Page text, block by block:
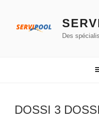
contenu
Des
DOSSI 3